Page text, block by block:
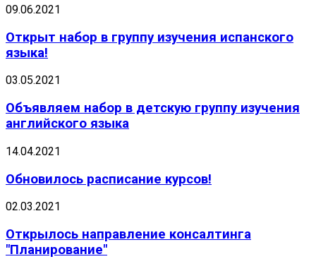
09.06.2021
Открыт набор в группу изучения испанского
языка!
03.05.2021
Объявляем набор в детскую группу изучения
английского языка
14.04.2021
Обновилось расписание курсов!
02.03.2021
Открылось направление консалтинга
"Планирование"